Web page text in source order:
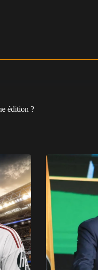
édition ?